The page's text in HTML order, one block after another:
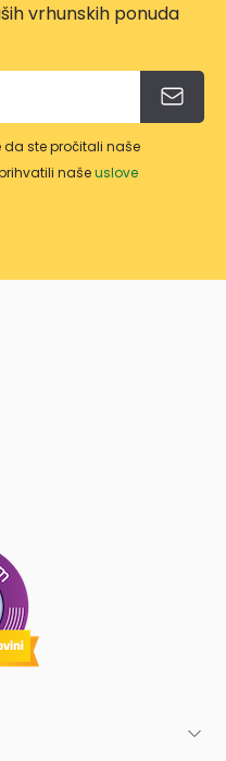
vrhunskih ponuda
ste pročitali naše
našeuslove